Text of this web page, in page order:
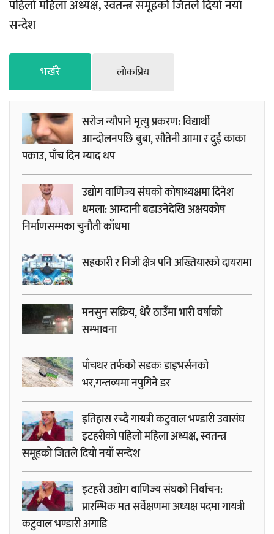
पहिलो महिला अध्यक्ष, स्वतन्त्र समूहको जितले दियो नयाँ
सन्देश
भर्खरै लाेकप्रिय
सरोज न्यौपाने मृत्यु प्रकरण: विद्यार्थी
आन्दोलनपछि बुबा, सौतेनी आमा र दुई काका
पक्राउ, पाँच दिन म्याद थप
उद्योग वाणिज्य संघको कोषाध्यक्षमा दिनेश
धमला: आम्दानी बढाउनेदेखि अक्षयकोष
निर्माणसम्मका चुनौती काँधमा
सहकारी र निजी क्षेत्र पनि अख्तियारको दायरामा
मनसुन सक्रिय, धेरै ठाउँमा भारी वर्षाको
सम्भावना
पाँचथर तर्फको सडकः डाइभर्सनको
भर,गन्तव्यमा नपुगिने डर
इतिहास रच्दै गायत्री कटुवाल भण्डारी उवासंघ
इटहरीको पहिलो महिला अध्यक्ष, स्वतन्त्र
समूहको जितले दियो नयाँ सन्देश
इटहरी उद्योग वाणिज्य संघको निर्वाचन:
प्रारम्भिक मत सर्वेक्षणमा अध्यक्ष पदमा गायत्री
कटुवाल भण्डारी अगाडि